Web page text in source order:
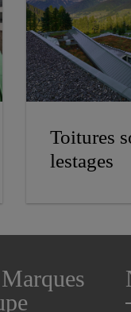
Toitures
lestages